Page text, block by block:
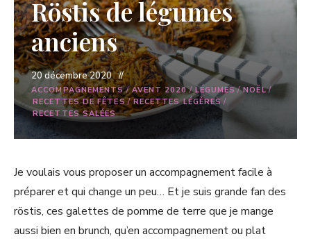
Röstis de légumes
anciens
20 décembre 2020
ACCOMPAGNEMENTS/AVENT 2020/LÉGUMES/NOËL/
RECETTES DE FÊTES/RECETTES LÉGÈRES /
RECETTES SALÉES
Je voulais vous proposer un accompagnement facile à
préparer et qui change un peu… Et je suis grande fan des
röstis, ces galettes de pomme de terre que je mange
aussi bien en brunch, qu’en accompagnement ou plat